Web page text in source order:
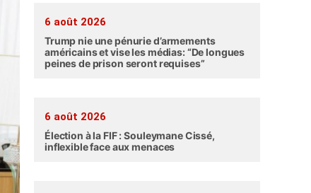
6 août 2026
Trump nie une pénurie d’armements
américains et vise les médias: “De longues
peines de prison seront requises”
6 août 2026
Élection à la FIF : Souleymane Cissé,
inflexible face aux menaces